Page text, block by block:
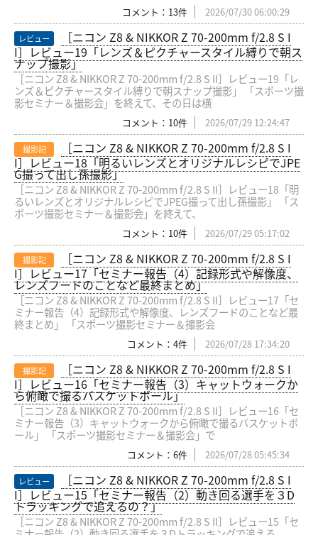
コメント：13件 2026/07/30 06:00:29
レビュー
［ニコン Z8 & NIKKOR Z 70-200mm f/2.8 S I
I］レビュー19「レンズ＆ピクチャースタイル縛りで朝ス
ナップ撮影」
［ニコン Z8 & NIKKOR Z 70-200mm f/2.8 S II］レビュー19「レ
ンズ＆ピクチャースタイル縛りで朝スナップ撮影」 「スポーツ撮
影セミナー＆撮影会」を終えて、その日は横
コメント：10件 2026/07/29 12:24:47
撮影記
［ニコン Z8 & NIKKOR Z 70-200mm f/2.8 S I
I］レビュー18「明るいレンズとオリジナルレシピでJPE
G撮って出し孫撮影」
［ニコン Z8 & NIKKOR Z 70-200mm f/2.8 S II］レビュー18「明
るいレンズとオリジナルレシピでJPEG撮って出し孫撮影」 「ス
ポーツ撮影セミナー＆撮影会」を終えて、
コメント：10件 2026/07/29 05:17:02
撮影記
［ニコン Z8 & NIKKOR Z 70-200mm f/2.8 S I
I］レビュー17「セミナー報告（4）記録形式や解像度、
レンズフードのことなど最終まとめ」
［ニコン Z8 & NIKKOR Z 70-200mm f/2.8 S II］レビュー17「セ
ミナー報告（4）記録形式や解像度、レンズフードのことなど最
終まとめ」 「スポーツ撮影セミナー＆撮影会
コメント：4件 2026/07/28 17:34:20
撮影記
［ニコン Z8 & NIKKOR Z 70-200mm f/2.8 S I
I］レビュー16「セミナー報告（3）キャットウォークか
ら俯瞰で撮るバスケットボール」
［ニコン Z8 & NIKKOR Z 70-200mm f/2.8 S II］レビュー16「セ
ミナー報告（3）キャットウォークから俯瞰で撮るバスケットボ
ール」 「スポーツ撮影セミナー＆撮影会」で
コメント：6件 2026/07/28 05:45:34
レビュー
［ニコン Z8 & NIKKOR Z 70-200mm f/2.8 S I
I］レビュー15「セミナー報告（2）動き回る選手を３D
トラッキングで追えるの？」
［ニコン Z8 & NIKKOR Z 70-200mm f/2.8 S II］レビュー15「セ